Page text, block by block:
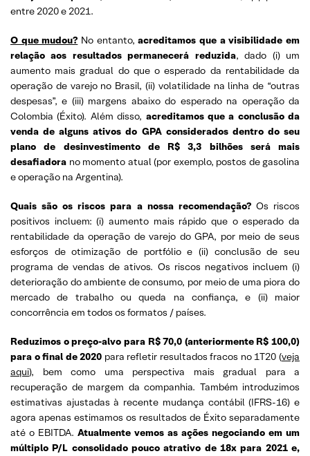
entre 2020 e 2021.
O que mudou? No entanto,acreditamos que a visibilidade em
relação aos resultados permanecerá reduzida, dado (i) um
aumento mais gradual do que o esperado da rentabilidade da
operação de varejo no Brasil, (ii) volatilidade na linha de “outras
despesas”, e (iii) margens abaixo do esperado na operação da
Colombia (Éxito). Além disso, acreditamos que a conclusão da
venda de alguns ativos do GPA considerados dentro do seu
plano de desinvestimento de R$ 3,3 bilhões será mais
desafiadora no momento atual (por exemplo, postos de gasolina
e operação na Argentina).
Quais são os riscos para a nossa recomendação?Os riscos
positivos incluem: (i) aumento mais rápido que o esperado da
rentabilidade da operação de varejo do GPA, por meio de seus
esforços de otimização de portfólio e (ii) conclusão de seu
programa de vendas de ativos. Os riscos negativos incluem (i)
deterioração do ambiente de consumo, por meio de uma piora do
mercado de trabalho ou queda na confiança, e (ii) maior
concorrência em todos os formatos / países.
Reduzimos o preço-alvo para R$ 70,0 (anteriormente R$ 100,0)
para o final de 2020 para refletir resultados fracos no 1T20 (veja
aqui), bem como uma perspectiva mais gradual para a
recuperação de margem da companhia. Também introduzimos
estimativas ajustadas à recente mudança contábil (IFRS-16) e
agora apenas estimamos os resultados de Éxito separadamente
até o EBITDA. Atualmente vemos as ações negociando em um
múltiplo P/L consolidado pouco atrativo de 18x para 2021 e,